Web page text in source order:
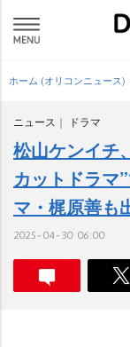
ホーム (オリコンニュース)
ニュース ドラマ
松山ケンイチ
カットドラマ
マ・梶原善も
2025-04-30 06:00